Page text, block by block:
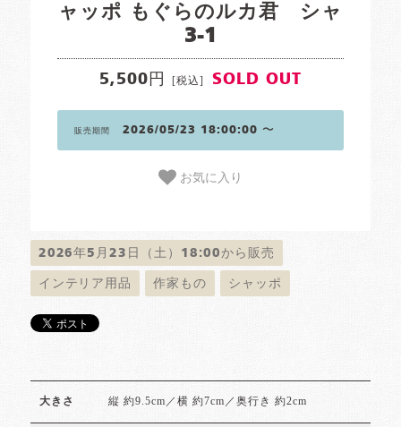
ャッポ もぐらのルカ君 シャ
3-1
5,500円 [税込] SOLD OUT
販売期間 2026/05/23 18:00:00 〜
お気に入り
2026年5月23日（土）18:00から販売
インテリア用品 作家もの シャッポ
大きさ 縦 約9.5cm／横 約7cm／奥行き 約2cm